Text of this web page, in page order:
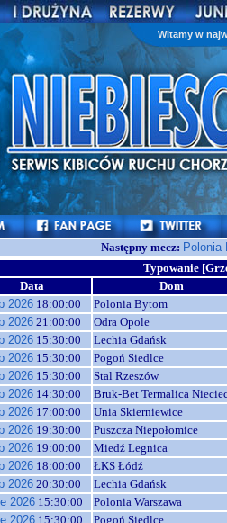
Witamy w
Następny mecz:
Typowanie
Data
Dom
2026 18:00:00
Polonia Bytom
202621:00:00
Odra Opole
2026 15:30:00
Lechia Gdańsk
2026 15:30:00
Pogoń Siedlce
2026 15:30:00
Stal Rzeszów
2026 14:30:00
Bruk-Bet Termalica
2026 17:00:00
Unia Skierniewice
2026 19:30:00
Puszcza Niepołomice
2026 19:00:00
Miedź Legnica
2026 18:00:00
ŁKS Łódź
202620:30:00
Lechia Gdańsk
2026 15:30:00
Polonia Warszawa
2026 15:30:00
Pogoń Siedlce